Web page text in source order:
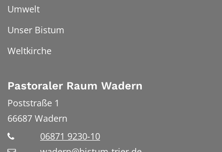
Umwelt
Unser Bistum
Weltkirche
Pastoraler Raum Wadern
Poststraße 1
66687 Wadern
06871 9230-10